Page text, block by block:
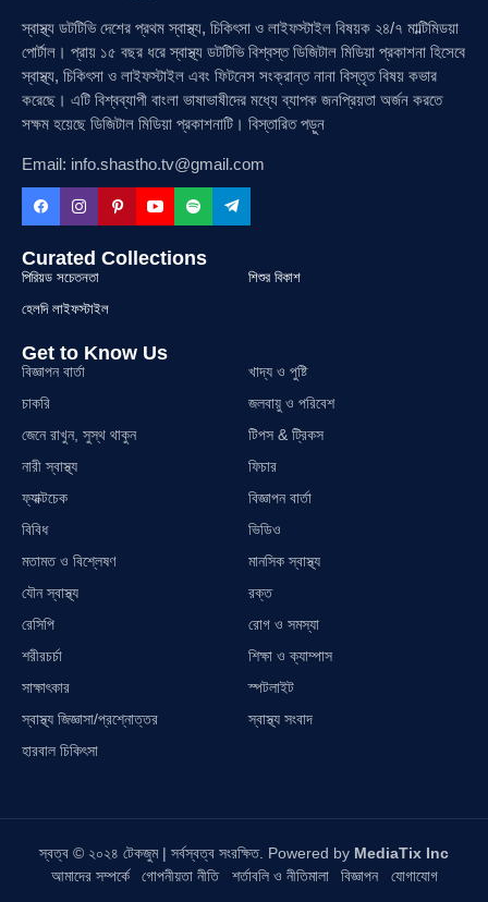
স্বাস্থ্য ডটটিভি দেশের প্রথম স্বাস্থ্য, চিকিৎসা ও লাইফস্টাইল বিষয়ক ২৪/৭ মাল্টিমিডয়া
পোর্টাল। প্রায় ১৫ বছর ধরে স্বাস্থ্য ডটটিভি বিশ্বস্ত ডিজিটাল মিডিয়া প্রকাশনা হিসেবে
স্বাস্থ্য, চিকিৎসা ও লাইফস্টাইল এবং ফিটনেস সংক্রান্ত নানা বিস্তৃত বিষয় কভার
করেছে। এটি বিশ্বব্যাপী বাংলা ভাষাভাষীদের মধ্যে ব্যাপক জনপ্রিয়তা অর্জন করতে
সক্ষম হয়েছে ডিজিটাল মিডিয়া প্রকাশনাটি। বিস্তারিত পড়ুন
Email: info.shastho.tv@gmail.com
Curated Collections
পিরিয়ড সচেতনতা
শিশুর বিকাশ
হেলদি লাইফস্টাইল
Get to Know Us
বিজ্ঞাপন বার্তা
খাদ্য ও পুষ্টি
চাকরি
জলবায়ু ও পরিবেশ
জেনে রাখুন, সুস্থ থাকুন
টিপস & ট্রিকস
নারী স্বাস্থ্য
ফিচার
ফ্যাক্টচেক
বিজ্ঞাপন বার্তা
বিবিধ
ভিডিও
মতামত ও বিশ্লেষণ
মানসিক স্বাস্থ্য
যৌন স্বাস্থ্য
রক্ত
রেসিপি
রোগ ও সমস্যা
শরীরচর্চা
শিক্ষা ও ক্যাম্পাস
সাক্ষাৎকার
স্পটলাইট
স্বাস্থ্য জিজ্ঞাসা/প্রশ্নোত্তর
স্বাস্থ্য সংবাদ
হারবাল চিকিৎসা
স্বত্ব © ২০২৪ টেকজুম | সর্বস্বত্ব সংরক্ষিত. Powered by MediaTix Inc
আমাদের সম্পর্কে
গোপনীয়তা নীতি শর্তাবলি ও নীতিমালা বিজ্ঞাপন যোগাযোগ